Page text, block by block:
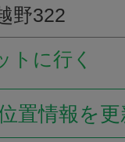
野322
トに行く
置情報を